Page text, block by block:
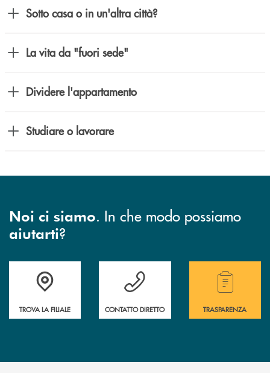
Sotto casa o in un'altra città?
La vita da "fuori sede"
Dividere l'appartamento
Studiare o lavorare
Noi ci siamo. In che modo possiamo
aiutarti?
Accedi all' elenco completo di indirizzo, telefono e mail delle nostre
TROVA LA FILIALE
Hai bisogno di assistenza immediata?
CONTATTO DIRETTO
Hai bisogno di
TRASPARENZA